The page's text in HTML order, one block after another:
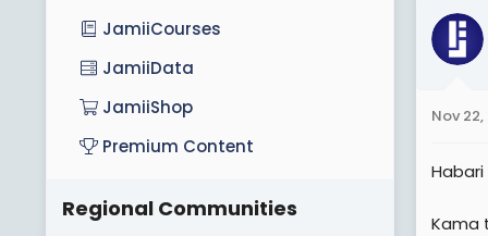
Nov 22,
Habari
Kama
JamiiCourses
JamiiData
JamiiShop
Premium Content
Regional Communities